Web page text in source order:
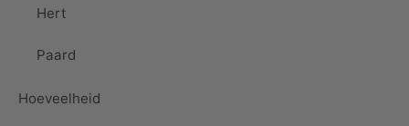
Hert
Paard
Hoeveelheid